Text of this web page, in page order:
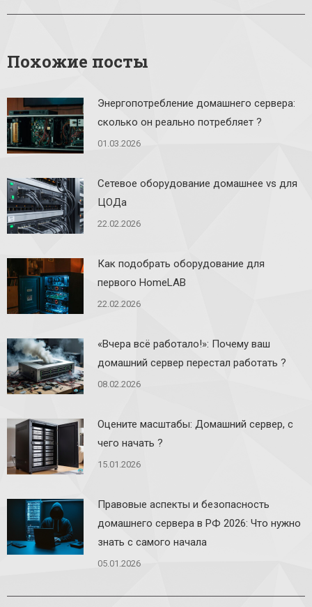
Похожие посты
Энергопотребление домашнего сервера:
сколько он реально потребляет ?
01.03.2026
Сетевое оборудование домашнее vs для
ЦОДа
22.02.2026
Как подобрать оборудование для
первого HomeLAB
22.02.2026
«Вчера всё работало!»: Почему ваш
домашний сервер перестал работать ?
08.02.2026
Оцените масштабы: Домашний сервер, с
чего начать ?
15.01.2026
Правовые аспекты и безопасность
домашнего сервера в РФ 2026: Что нужно
знать с самого начала
05.01.2026